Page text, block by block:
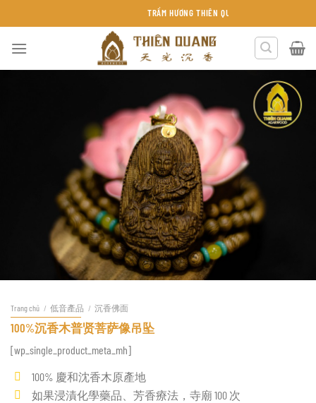
đến
TRẦM HƯƠNG THIÊN QUANG KHÁNH HÒA
Trang chủ / 低音產品 / 沉香佛面
100%沉香木普贤菩萨像吊坠
[wp_single_product_meta_mh]
100% 慶和沈香木原產地
如果浸漬化學藥品、芳香療法，寺廟 100 次